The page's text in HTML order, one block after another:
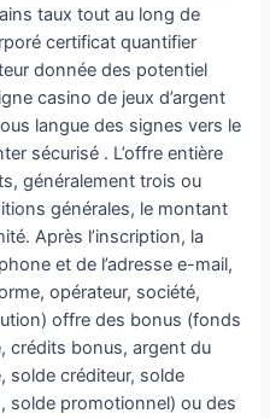
taux tout au long de
certificat quantifier
donnée des potentiel
casino de jeux d’argent
langue des signes vers le
sécurisé . L’offre entière
généralement trois ou
générales, le montant
Après l’inscription, la
et de l’adresse e-mail,
opérateur, société,
offre des bonus (fonds
crédits bonus, argent du
solde créditeur, solde
solde promotionnel) ou des